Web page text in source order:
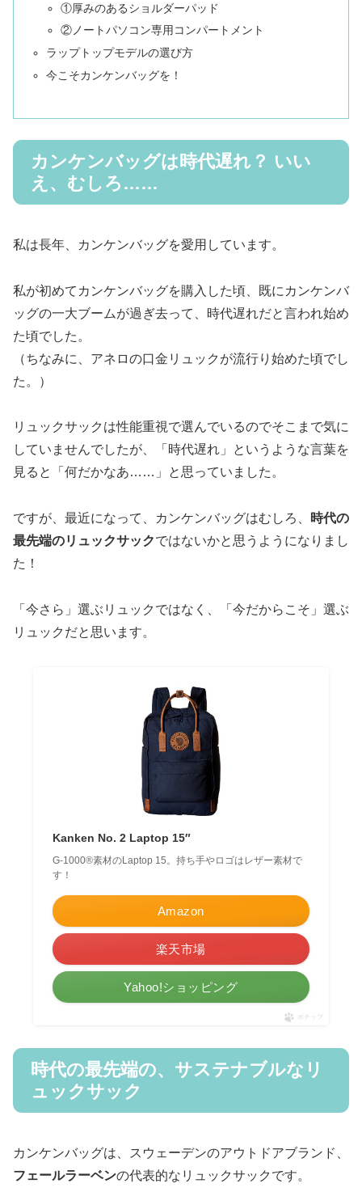
①厚みのあるショルダーパッド
②ノートパソコン専用コンパートメント
ラップトップモデルの選び方
今こそカンケンバッグを！
カンケンバッグは時代遅れ？ いい
え、むしろ……
私は長年、カンケンバッグを愛用しています。
私が初めてカンケンバッグを購入した頃、既にカンケンバ
ッグの一大ブームが過ぎ去って、時代遅れだと言われ始め
た頃でした。
（ちなみに、アネロの口金リュックが流行り始めた頃でし
た。）
リュックサックは性能重視で選んでいるのでそこまで気に
していませんでしたが、「時代遅れ」というような言葉を
見ると「何だかなあ……」と思っていました。
ですが、最近になって、カンケンバッグはむしろ、
時代の
最先端のリュックサックではないかと思うようになりまし
た！
「今さら」選ぶリュックではなく、「今だからこそ」選ぶ
リュックだと思います。
Kanken No. 2 Laptop 15″
G-1000®素材のLaptop 15。持ち手やロゴはレザー素材で
す！
Amazon
楽天市場
Yahoo!ショッピング
ポチップ
時代の最先端の、サステナブルなリ
ュックサック
カンケンバッグは、スウェーデンのアウトドアブランド、
フェールラーベンの代表的なリュックサックです。